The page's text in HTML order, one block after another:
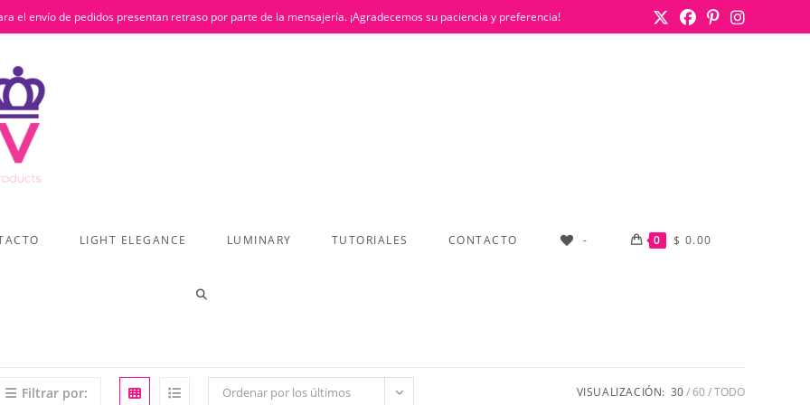
el envío de pedidos presentan retraso por parte de la mensajería. ¡Agradecemos su paciencia y preferencia!
LIGHT ELEGANCE LUMINARY TUTORIALES CONTACTO - 0 $ 0.00
ALTERNAR
Filtrar por: Ordenar por los últimos VISUALIZACIÓN: 30 60 TODO